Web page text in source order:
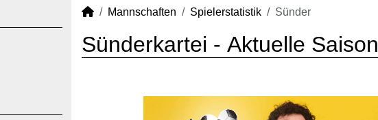
Mannschaften Spielerstatistik Sünder
Sünderkartei - Aktuelle Saison